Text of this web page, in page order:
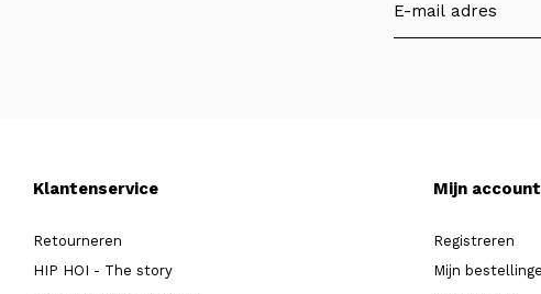
Klantenservice
Retourneren
HIP HOI - The story
Mijn account
Registreren
Mijn